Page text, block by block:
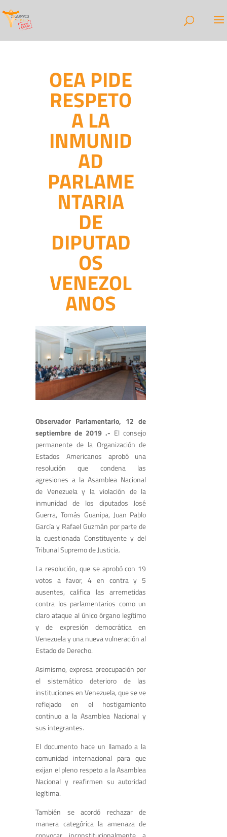
OEA PIDE
RESPETO
A LA
INMUNID
AD
PARLAME
NTARIA
DE
DIPUTAD
OS
VENEZOL
ANOS
Observador Parlamentario, 12 de
septiembre de 2019 .- El consejo
permanente de la Organización de
Estados Americanos aprobó una
resolución que condena las
agresiones a la Asamblea Nacional
de Venezuela y la violación de la
inmunidad de los diputados José
Guerra, Tomás Guanipa, Juan Pablo
García y Rafael Guzmán por parte de
la cuestionada Constituyente y del
Tribunal Supremo de Justicia.
La resolución, que se aprobó con 19
votos a favor, 4 en contra y 5
ausentes, califica las arremetidas
contra los parlamentarios como un
claro ataque al único órgano legítimo
y de expresión democrática en
Venezuela y una nueva vulneración al
Estado de Derecho.
Asimismo, expresa preocupación por
el sistemático deterioro de las
instituciones en Venezuela, que se ve
reflejado en el hostigamiento
continuo a la Asamblea Nacional y
sus integrantes.
El documento hace un llamado a la
comunidad internacional para que
exijan el pleno respeto a la Asamblea
Nacional y reafirmen su autoridad
legítima.
También se acordó rechazar de
manera categórica la amenaza de